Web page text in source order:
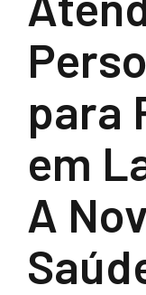
para
em
A